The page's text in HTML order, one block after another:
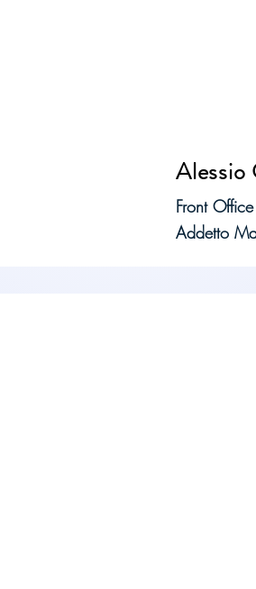
Alessio
Front
Addetto